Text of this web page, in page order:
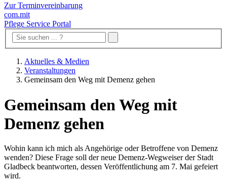
Zur Terminvereinbarung
com.mit
Pflege Service Portal
Aktuelles & Medien
Veranstaltungen
Gemeinsam den Weg mit Demenz gehen
Gemeinsam den Weg mit
Demenz gehen
Wohin kann ich mich als Angehörige oder Betroffene von Demenz
wenden? Diese Frage soll der neue Demenz-Wegweiser der Stadt
Gladbeck beantworten, dessen Veröffentlichung am 7. Mai gefeiert
wird.